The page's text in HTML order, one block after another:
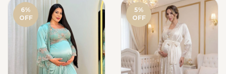
6%
OFF
5%
OFF